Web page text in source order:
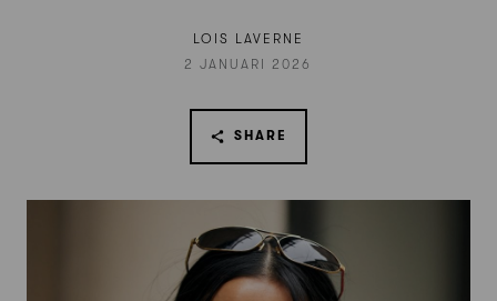
LOIS LAVERNE
2 JANUARI 2026
SHARE